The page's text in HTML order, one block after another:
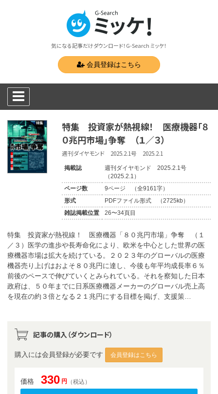
気になる記事だけダウンロード！G-Search ミッケ！
会員登録はこちら
特集 投資家が熱視線！ 医療機器「８
０兆円市場」争奪 （１／３）
週刊ダイヤモンド 2025.2.1号 2025.2.1
掲載誌
週刊ダイヤモンド 2025.2.1号
（2025.2.1）
ページ数
9ページ （全9161字）
形式
PDFファイル形式 （2725kb）
雑誌掲載位置
26〜34頁目
特集 投資家が熱視線！ 医療機器「８０兆円市場」争奪 （１
／３）医学の進歩や長寿命化により、欧米を中心とした世界の医
療機器市場は拡大を続けている。２０２３年のグローバルの医療
機器売り上げはおよそ８０兆円に達し、今後も年平均成長率６％
前後のペースで伸びていくとみられている。それを察知した日本
政府は、５０年までに日系医療機器メーカーのグローバル売上高
を現在の約３倍となる２１兆円にする目標を掲げ、支援策…
記事の購入（ダウンロード）
購入には会員登録が必要です 会員登録はこちら
価格 330 円 （税込）